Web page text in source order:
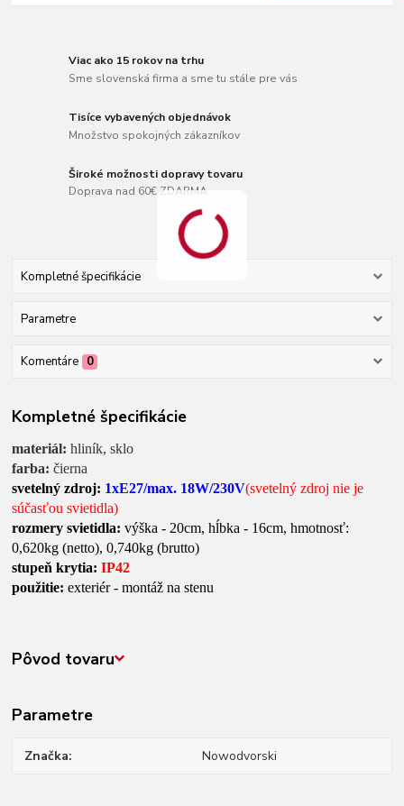
Viac ako 15 rokov na trhu
Sme slovenská firma a sme tu stále pre vás
Tisíce vybavených objednávok
Množstvo spokojných zákazníkov
Široké možnosti dopravy tovaru
Doprava nad 60€ ZDARMA
Kompletné špecifikácie
Parametre
Komentáre 0
Kompletné špecifikácie
materiál: hliník, sklo
farba: čierna
svetelný zdroj: 1xE27/max. 18W/230V(svetelný zdroj nie je
súčasťou svietidla)
rozmery svietidla: výška - 20cm, hĺbka - 16cm, hmotnosť:
0,620kg (netto), 0,740kg (brutto)
stupeň krytia: IP42
použitie:exteriér - montáž na stenu
Pôvod tovaru
Parametre
Značka Nowodvorski